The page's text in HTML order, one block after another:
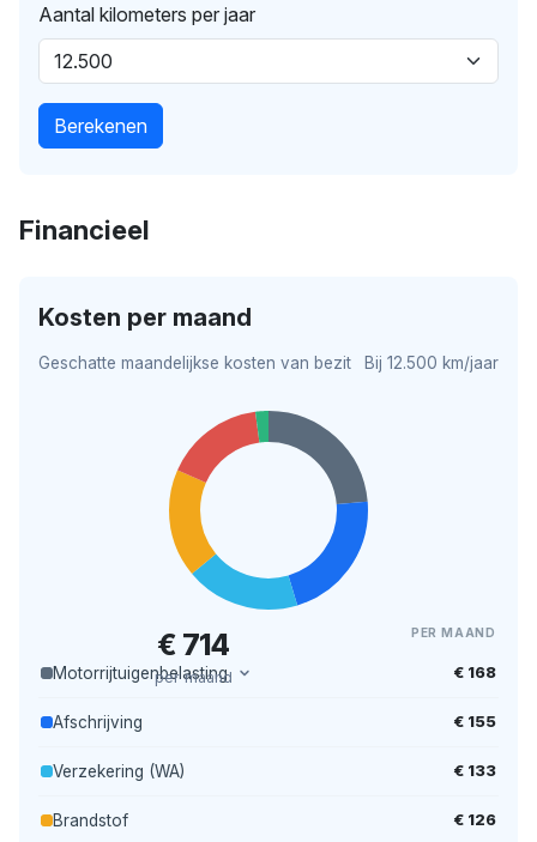
Aantal kilometers per jaar
Berekenen
Financieel
Kosten per maand
Geschatte maandelijkse kosten van bezit Bij 12.500 km/jaar
€ 714
per maand
PER MAAND
Motorrijtuigenbelasting € 168
Afschrijving € 155
Verzekering (WA) € 133
Brandstof € 126